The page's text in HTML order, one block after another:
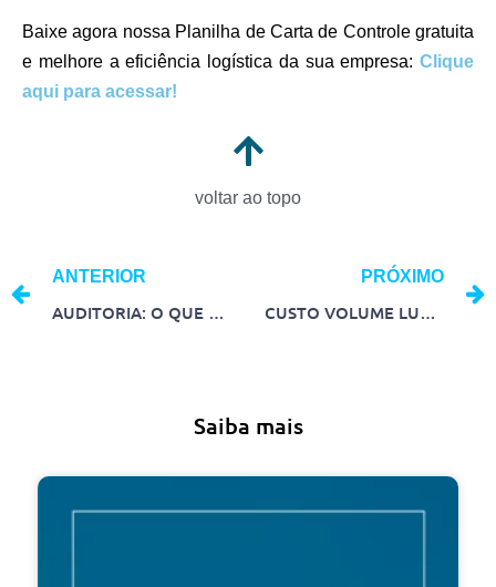
Baixe agora nossa Planilha de Carta de Controle gratuita
e melhore a eficiência logística da sua empresa: Clique
aqui para acessar!
voltar ao topo
ANTERIOR
AUDITORIA: O QUE É, QUAIS OS TIPOS E QUANDO DEVE SER FEITA?
PRÓXIMO
CUSTO VOLUME LUCRO (CVL): ENTENDA A IMPORTÂNCIA DA ANÁLISE E COMO CALCULAR
Saiba mais